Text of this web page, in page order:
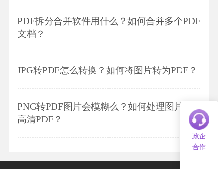
PDF拆分合并软件用什么？如何合并多个PDF
文档？
JPG转PDF怎么转换？如何将图片转为PDF？
PNG转PDF图片会模糊么？如何处理图片转
高清PDF？
政企
合作